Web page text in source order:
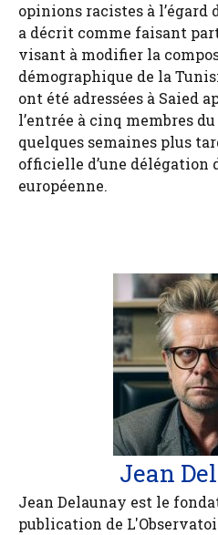
opinions racistes à l’égard
a décrit comme faisant
visant à modifier la
démographique de la
ont été adressées à Saied
l’entrée à cinq membres
quelques semaines plus
officielle d’une délégation
européenne.
Jean
Jean Delaunay est le
publication de